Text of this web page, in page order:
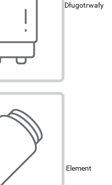
Długotrwały
Element